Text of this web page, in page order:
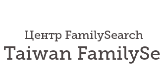
Центр FamilySearch